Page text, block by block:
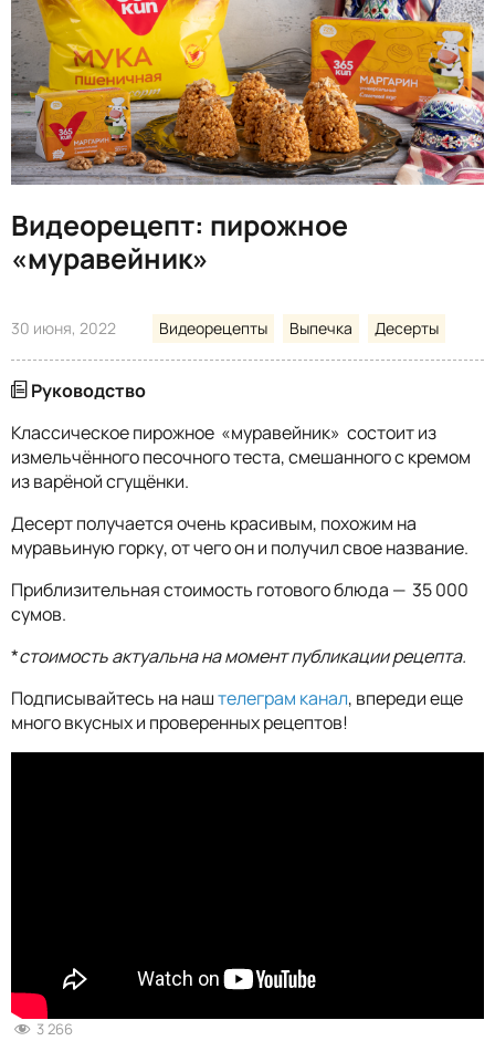
Видеорецепт: пирожное
«муравейник»
30 июня, 2022 Видеорецепты Выпечка Десерты
Руководство
Классическое пирожное «муравейник» состоит из
измельчённого песочного теста, смешанного с кремом
из варёной сгущёнки.
Десерт получается очень красивым, похожим на
муравьиную горку, от чего он и получил свое название.
Приблизительная стоимость готового блюда — 35 000
сумов.
*стоимость актуальна на момент публикации рецепта.
Подписывайтесь на наштелеграм канал, впереди еще
много вкусных и проверенных рецептов!
3 266